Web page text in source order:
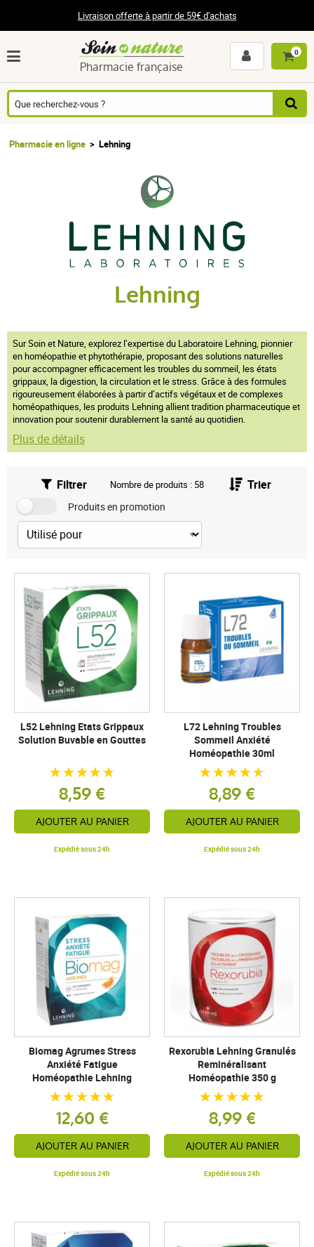
Livraison offerte à partir de 59€ d'achats
Pharmacie française
0
Pharmacie en ligne Lehning
Lehning
Sur Soin et Nature, explorez l’expertise du Laboratoire Lehning, pionnier
en homéopathie et phytothérapie, proposant des solutions naturelles
pour accompagner efficacement les troubles du sommeil, les états
grippaux, la digestion, la circulation et le stress. Grâce à des formules
rigoureusement élaborées à partir d’actifs végétaux et de complexes
homéopathiques, les produits Lehning allient tradition pharmaceutique et
innovation pour soutenir durablement la santé au quotidien.
Plus de détails
Filtrer Nombre de produits : 58 Trier
Produits en promotion
L52 Lehning Etats Grippaux
Solution Buvable en Gouttes
8,59 €
AJOUTER AU PANIER
Expédié sous 24h
L72 Lehning Troubles
Sommeil Anxiété
Homéopathie 30ml
8,89 €
AJOUTER AU PANIER
Expédié sous 24h
Biomag Agrumes Stress
Anxiété Fatigue
Homéopathie Lehning
12,60 €
AJOUTER AU PANIER
Expédié sous 24h
Rexorubia Lehning Granulés
Reminéralisant
Homéopathie 350 g
8,99 €
AJOUTER AU PANIER
Expédié sous 24h